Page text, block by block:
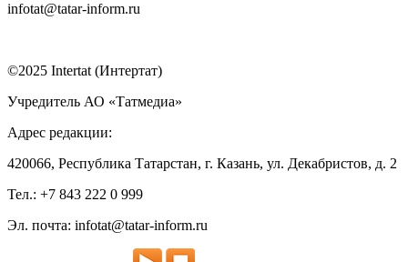
infotat@tatar-inform.ru
©2025 Intertat (Интертат)
Учредитель АО «Татмедиа»
Адрес редакции:
420066, Республика Татарстан, г. Казань, ул. Декабристов, д. 2
Тел.: +7 843 222 0 999
Эл. почта: infotat@tatar-inform.ru